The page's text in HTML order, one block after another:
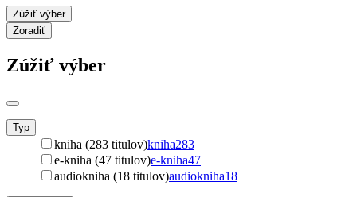
Zúžiť výber
Zoradiť
Zúžiť výber
Typ
kniha (283 titulov)kniha283
e-kniha (47 titulov)e-kniha47
audiokniha (18 titulov)audiokniha18